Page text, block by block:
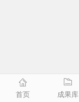
首页 成果库